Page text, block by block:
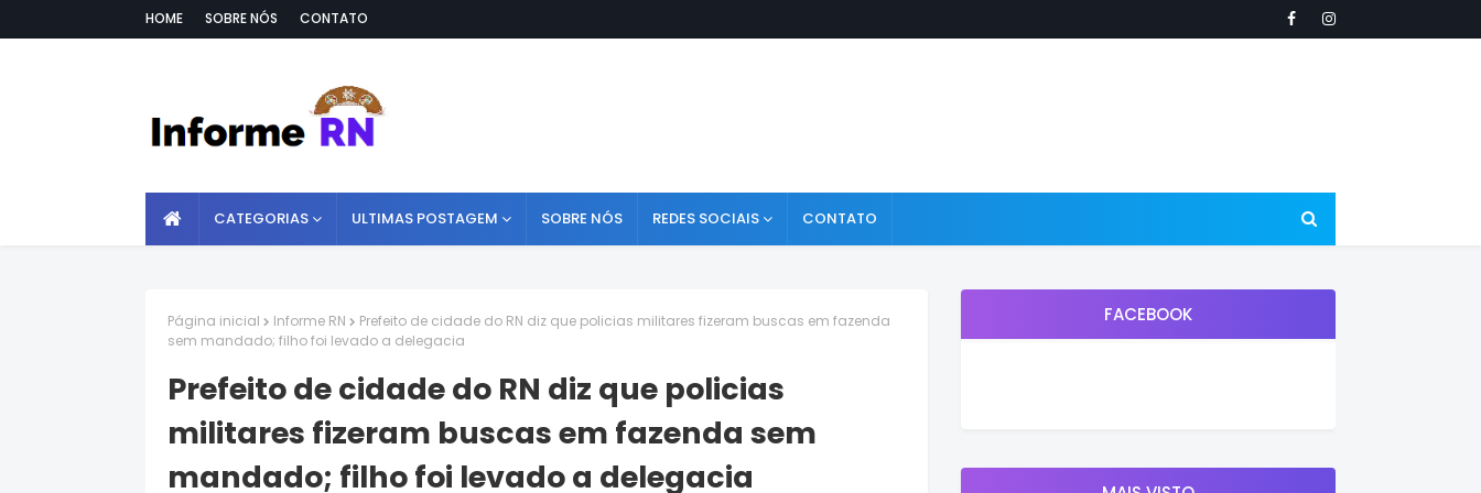
HOME SOBRE NÓS CONTATO
CATEGORIAS ULTIMAS POSTAGEM SOBRE NÓS REDES SOCIAIS CONTATO
Página inicial Informe RN
Prefeito de cidade do RN diz que policias militares fizeram buscas em fazenda
sem mandado; filho foi levado a delegacia
Prefeito de cidade do RN diz que policias
militares fizeram buscas em fazenda sem
mandado; filho foi levado a delegacia
FACEBOOK